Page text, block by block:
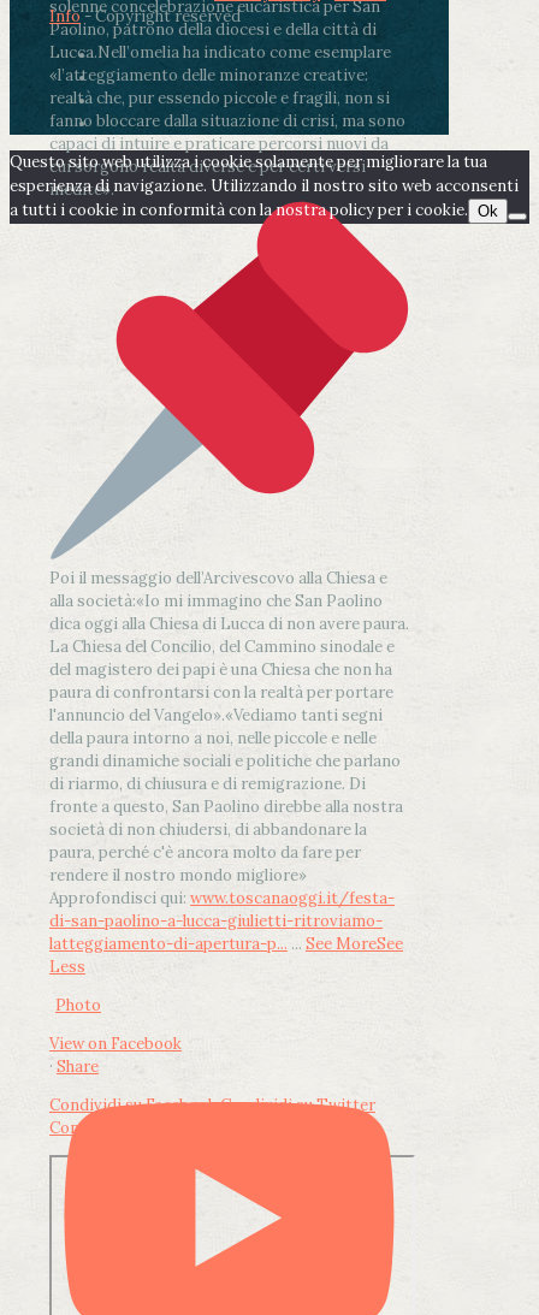
solenne concelebrazione eucaristica per San
Paolino, patrono della diocesi e della città di
Lucca.Nell’omelia ha indicato come esemplare
«l’atteggiamento delle minoranze creative:
realtà che, pur essendo piccole e fragili, non si
fanno bloccare dalla situazione di crisi, ma sono
capaci di intuire e praticare percorsi nuovi da
cui sorgono realtà diverse e per certi versi
inedite».
Poi il messaggio dell’Arcivescovo alla Chiesa e
alla società:«Io mi immagino che San Paolino
dica oggi alla Chiesa di Lucca di non avere paura.
La Chiesa del Concilio, del Cammino sinodale e
del magistero dei papi è una Chiesa che non ha
paura di confrontarsi con la realtà per portare
l'annuncio del Vangelo».«Vediamo tanti segni
della paura intorno a noi, nelle piccole e nelle
grandi dinamiche sociali e politiche che parlano
di riarmo, di chiusura e di remigrazione. Di
fronte a questo, San Paolino direbbe alla nostra
società di non chiudersi, di abbandonare la
paura, perché c'è ancora molto da fare per
rendere il nostro mondo migliore»
Approfondisci qui: www.toscanaoggi.it/festa-
di-san-paolino-a-lucca-giulietti-ritroviamo-
latteggiamento-di-apertura-p... ... See MoreSee
Less
Photo
View on Facebook
· Share
Condividi su FacebookCondividi su Twitter
Condividi su LinkedIn
Info- Copyright reserved
Questo sito web utilizza i cookie solamente per migliorare la tua
esperienza di navigazione. Utilizzando il nostro sito web acconsenti
a tutti i cookie in conformità con la nostra policy per i cookie. Ok